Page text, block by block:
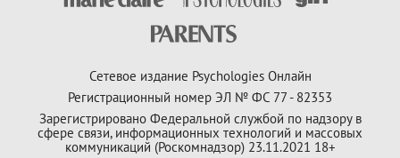
Сетевое издание Psychologies Онлайн
Регистрационный номер ЭЛ № ФС 77 - 82353
Зарегистрировано Федеральной службой по надзору в
сфере связи, информационных технологий и массовых
коммуникаций (Роскомнадзор) 23.11.2021 18+